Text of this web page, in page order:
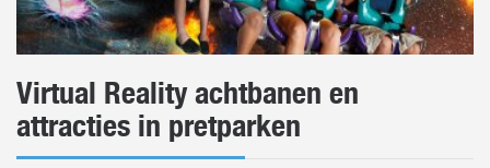
Virtual Reality achtbanen en
attracties in pretparken